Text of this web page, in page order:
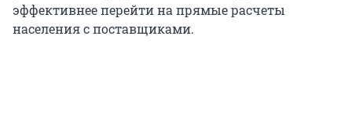
эффективнее перейти на прямые расчеты
населения с поставщиками.